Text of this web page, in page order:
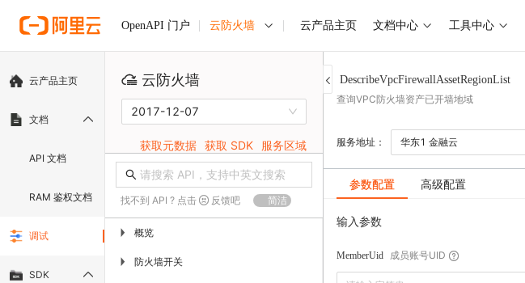
OpenAPI 门户 云防火墙 云产品主页 文档中心 工具中心
云产品主页
文档
API 文档
RAM 鉴权文档
调试
SDK
云防火墙
2017-12-07
获取元数据 获取 SDK 服务区域
找不到 API ? 点击 反馈吧 简洁
▶ 概览
▶ 防火墙开关
DescribeVpcFirewallAssetRegionList
查询VPC防火墙资产已开墙地域
服务地址： 华东1 金融云
参数配置 高级配置
输入参数
MemberUid 成员账号UID